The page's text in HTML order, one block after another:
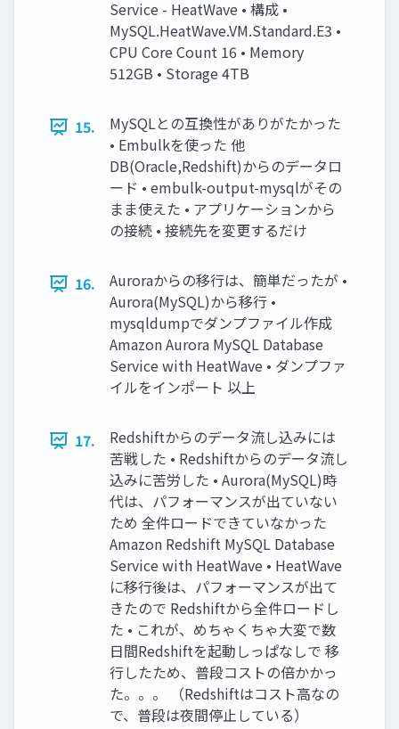
Service - HeatWave • 構成 •
MySQL.HeatWave.VM.Standard.E3 •
CPU Core Count 16 • Memory
512GB • Storage 4TB
15.
MySQLとの互換性がありがたかった
• Embulkを使った 他
DB(Oracle,Redshift)からのデータロ
ード • embulk-output-mysqlがその
まま使えた • アプリケーションから
の接続 • 接続先を変更するだけ
16.
Auroraからの移行は、簡単だったが •
Aurora(MySQL)から移行 •
mysqldumpでダンプファイル作成
Amazon Aurora MySQL Database
Service with HeatWave • ダンプファ
イルをインポート 以上
17.
Redshiftからのデータ流し込みには
苦戦した • Redshiftからのデータ流し
込みに苦労した • Aurora(MySQL)時
代は、パフォーマンスが出ていない
ため 全件ロードできていなかった
Amazon Redshift MySQL Database
Service with HeatWave • HeatWave
に移行後は、パフォーマンスが出て
きたので Redshiftから全件ロードし
た • これが、めちゃくちゃ大変で数
日間Redshiftを起動しっぱなしで 移
行したため、普段コストの倍かかっ
た。。。 （Redshiftはコスト高なの
で、普段は夜間停止している）